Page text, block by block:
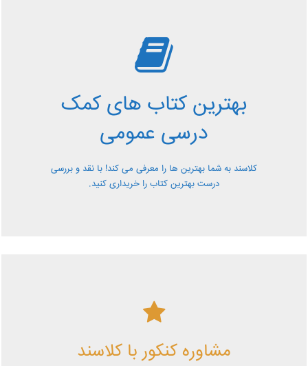
بهترین کتاب های کمک
درسی عمومی
کلاسند به شما بهترین ها را معرفی می کند! با نقد و بررسی
درست بهترین کتاب را خریداری کنید.
بررسی بهترین کتاب های
کمک درسی عمومی
معرفی کتاب های کمک درسی عمومی و بررسی آن ها کاملا
رایگان از کلاسند
مشاوره کنکور با کلاسند